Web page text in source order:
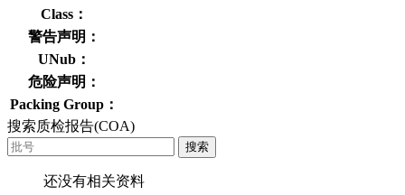
Class：
警告声明：
UNub：
危险声明：
Packing Group：
搜索质检报告(COA)
搜索
还没有相关资料